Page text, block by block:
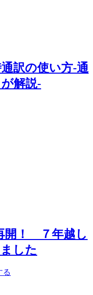
訳の使い方-通
解説-
開！ ７年越し
した
る